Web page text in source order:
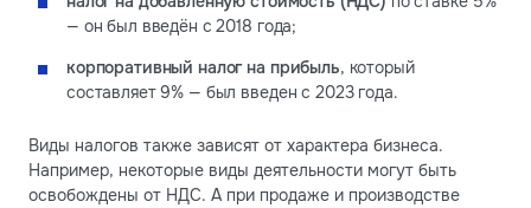
— он был введён с 2018 года;
корпоративный налог на прибыль, который
составляет 9% — был введен с 2023 года.
Виды налогов также зависят от характера бизнеса.
Например, некоторые виды деятельности могут быть
освобождены от НДС. А при продаже и производстве